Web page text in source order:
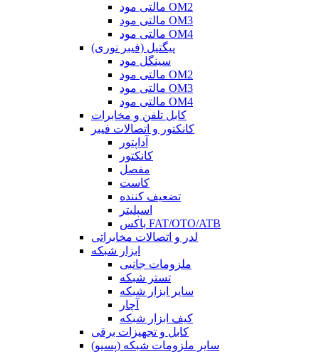
مالتی مود OM2
مالتی مود OM3
مالتی مود OM4
پیگتیل (فیبر نوری)
سینگل مود
مالتی مود OM2
مالتی مود OM3
مالتی مود OM4
کابل تلفن و مخابرات
کانکتور و اتصالات فیبر
آداپتور
کانکتور
مفصل
کاست
تضعیف کننده
اسپلیتر
باکس FAT/OTO/ATB
لدر و اتصالات مخابراتی
ابزار شبکه
ملزومات جانبی
تستر شبکه
سایر ابزار شبکه
آچار
کیف ابزار شبکه
کابل و تجهیزات برقی
سایر ملزومات شبکه (پسیو)